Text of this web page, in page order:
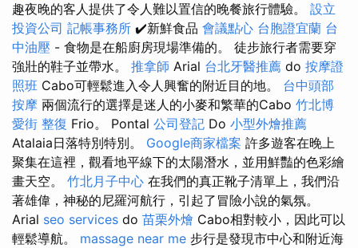
趣夜晚的客人提供了令人難以置信的晚餐旅行體驗。 設立
投資公司 記帳事務所 ✔️新鮮食品 會議點心 台胞證宜蘭 台
中油壓 - 食物是在船廚房現場準備的。 徒步旅行者需要穿
強壯的鞋子並帶水。 推拿師 Arial 台北牙醫推薦 do 按摩證
照班 Cabo可輕鬆進入令人興奮的附近目的地。 台中頭部
按摩 兩個流行的選擇是迷人的小麥和繁華的Cabo 竹北博
愛街 整復 Frio。 Pontal 公司登記 Do 小型外燴推薦
Atalaia日落特別特別。 Google商家檔案 許多遊客在晚上
聚集在這裡，觀看地平線下的太陽潛水，並用鮮豔的色彩繪
畫天空。 竹北月子中心 在我們的真正靴子清單上，我們沿
著雄偉，神秘的尼羅河航行，引起了冒險小說的氣氛。
Arial seo services do 苗栗外燴 Cabo相對較小，因此可以
輕鬆導航。 massage near me 步行是發現市中心和附近海